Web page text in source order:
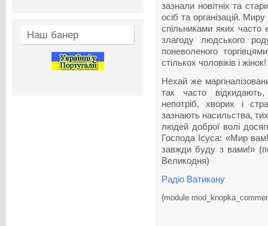
Наш банер
зазнали новітніх та
осіб та організацій.
спільниками яких часто
злагоду людського
поневоленого
стількох чоловіків і жінок!
Нехай же
так часто
непотріб, хворих і
зазнають насильства,
людей доброї волі
Господа Ісуса: «Мир
завжди буду з вами!»
Великодня)
Радіо Ватикану
{module